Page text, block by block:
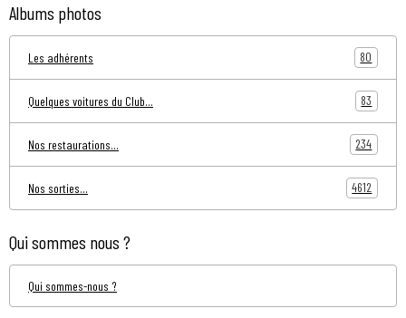
Albums photos
Les adhérents 80
Quelques voitures du Club... 83
Nos restaurations... 234
Nos sorties... 4612
Qui sommes nous ?
Qui sommes-nous ?